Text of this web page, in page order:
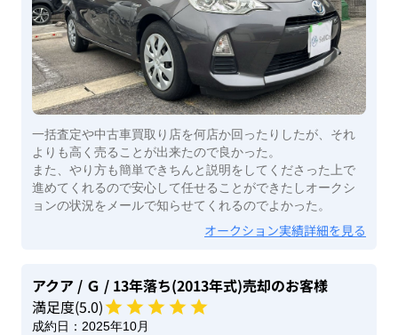
一括査定や中古車買取り店を何店か回ったりしたが、それ
よりも高く売ることが出来たので良かった。
また、やり方も簡単できちんと説明をしてくださった上で
進めてくれるので安心して任せることができたしオークシ
ョンの状況をメールで知らせてくれるのでよかった。
オークション実績詳細を見る
アクア / Ｇ / 13年落ち(2013年式)売却のお客様
満足度(5.0)
成約日： 2025年10月